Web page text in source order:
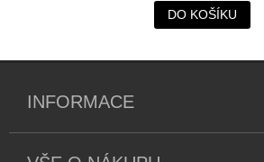
DO KOŠÍKU
INFORMACE